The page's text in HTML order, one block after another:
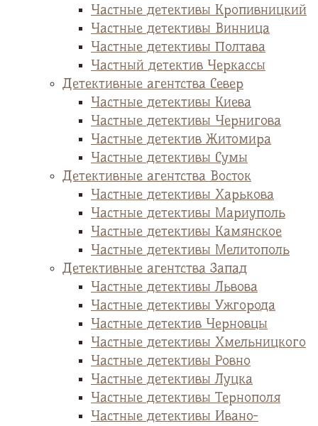
Частные детективы Кропивницкий
Частные детективы Винница
Частные детективы Полтава
Частный детектив Черкассы
Детективные агентства Север
Частные детективы Киева
Частные детективы Чернигова
Частные детектив Житомира
Частные детективы Сумы
Детективные агентства Восток
Частные детективы Харькова
Частные детективы Мариуполь
Частные детективы Камянское
Частные детективы Мелитополь
Детективные агентства Запад
Частные детективы Львова
Частные детективы Ужгорода
Частные детектив Черновцы
Частные детективы Хмельницкого
Частные детективы Ровно
Частные детективы Луцка
Частные детективы Тернополя
Частные детективы Ивано-